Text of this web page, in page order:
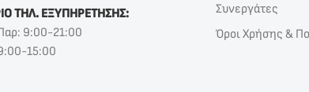
ΤΗΛ. ΕΞΥΠΗΡΕΤΗΣΗΣ:
9:00-21:00
15:00
Συνεργάτες
Όροι Χρήσης &